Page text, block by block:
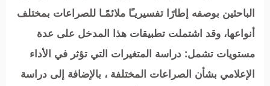
الباحثين بوصفه إطارًا تفسيريـًا ملائمًـا للصراعات بمختلف
أنواعها، وقد اشتملت تطبيقات هذا المدخل على عدة
مستويات تشمل: دراسة المتغيرات التي تؤثر في الأداء
الإعلامي بشأن الصراعات المختلفة ، بالإضافة إلى دراسة